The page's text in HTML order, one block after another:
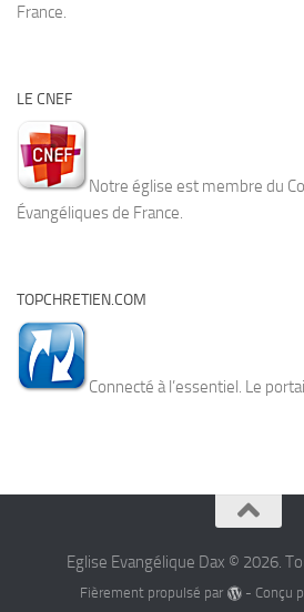
France.
LE CNEF
Notre église est membre du
Évangéliques de France.
TOPCHRETIEN.COM
Connecté à l’essentiel. Le
Eglise Evangélique Dax © 2026.
Fièrement propulsé par - Conçu